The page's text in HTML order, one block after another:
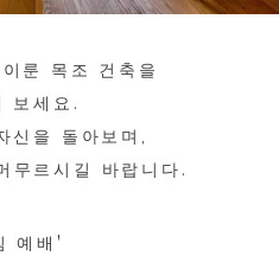
룬 목조 건축을
보세요.
신을 돌아보며,
무르시길 바랍니다.
예배'